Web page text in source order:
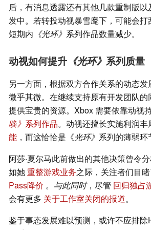
后，有消息透露还有其他几款重制版以
发中。若转投动视暴雪麾下，可能会
短期内 《光环》 系列作品数量减少。
动视如何提升 《光环》 系列质量
另一方面，根据双方合作关系的动态
微乎其微。在继续支持原有开发团队
提供宝贵的资源。Xbox 需要依靠动视
唤》 系列作品。动视还擅长实施利润丰
能 ，而这恰恰是《光环》 系列的薄弱环
阿莎·夏尔马此前做出的其他决策曾令
如她重整游戏业务之际，关注者们目
Pass降价 。 与此同时，尽管 回归独占
会有更多 关于工作室关闭的报道。
鉴于事态发展难以预测，或许不应排